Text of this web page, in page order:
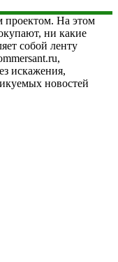
проектом. На этом
ни какие
собой ленту
искажения,
новостей